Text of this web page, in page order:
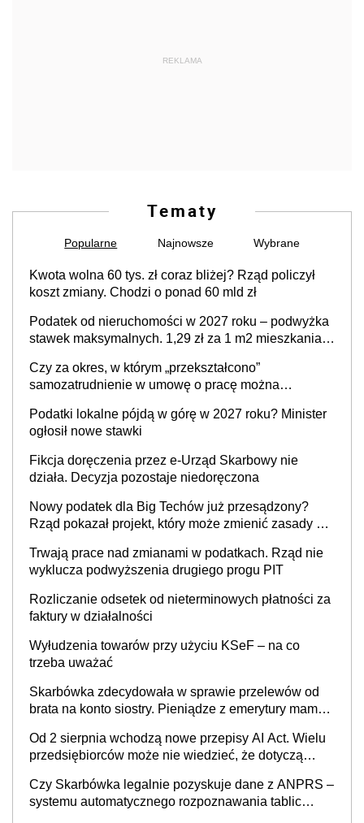
REKLAMA
Tematy
Popularne Najnowsze Wybrane
Kwota wolna 60 tys. zł coraz bliżej? Rząd policzył
koszt zmiany. Chodzi o ponad 60 mld zł
Podatek od nieruchomości w 2027 roku – podwyżka
stawek maksymalnych. 1,29 zł za 1 m2 mieszkania,
prowadzeniem działalności gospodarczej
Czy za okres, w którym „przekształcono”
samozatrudnienie w umowę o pracę można
cywilnoprawnej jedynym racjonalnym wyjściem
Podatki lokalne pójdą w górę w 2027 roku? Minister
ogłosił nowe stawki
Fikcja doręczenia przez e-Urząd Skarbowy nie
działa. Decyzja pozostaje niedoręczona
Nowy podatek dla Big Techów już przesądzony?
Rząd pokazał projekt, który może zmienić zasady gry
Trwają prace nad zmianami w podatkach. Rząd nie
wyklucza podwyższenia drugiego progu PIT
Rozliczanie odsetek od nieterminowych płatności za
faktury w działalności
Wyłudzenia towarów przy użyciu KSeF – na co
trzeba uważać
Skarbówka zdecydowała w sprawie przelewów od
brata na konto siostry. Pieniądze z emerytury mamy
będzie
Od 2 sierpnia wchodzą nowe przepisy AI Act. Wielu
przedsiębiorców może nie wiedzieć, że dotyczą
Czy Skarbówka legalnie pozyskuje dane z ANPRS –
systemu automatycznego rozpoznawania tablic